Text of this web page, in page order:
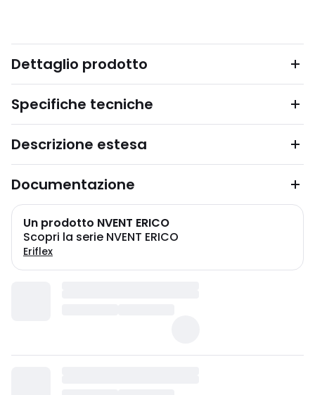
Dettaglio prodotto
Specifiche tecniche
Descrizione estesa
Documentazione
Un prodotto NVENT ERICO
Scopri la serie NVENT ERICO
Eriflex